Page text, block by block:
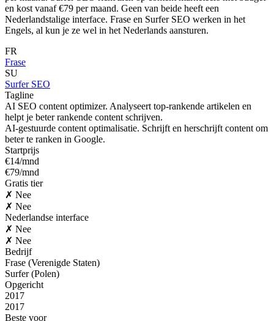
en kost vanaf €79 per maand. Geen van beide heeft een
Nederlandstalige interface. Frase en Surfer SEO werken in het
Engels, al kun je ze wel in het Nederlands aansturen.
FR
Frase
SU
Surfer SEO
Tagline
AI SEO content optimizer. Analyseert top-rankende artikelen en
helpt je beter rankende content schrijven.
AI-gestuurde content optimalisatie. Schrijft en herschrijft content om
beter te ranken in Google.
Startprijs
€14/mnd
€79/mnd
Gratis tier
✗ Nee
✗ Nee
Nederlandse interface
✗ Nee
✗ Nee
Bedrijf
Frase (Verenigde Staten)
Surfer (Polen)
Opgericht
2017
2017
Beste voor